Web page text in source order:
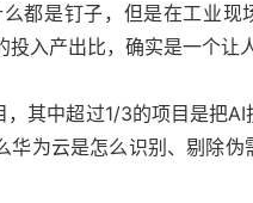
都是钉子，但是在工业现
入产出比，确实是一个让
其中超过1/3的项目是把AI
华为云是怎么识别、剔除